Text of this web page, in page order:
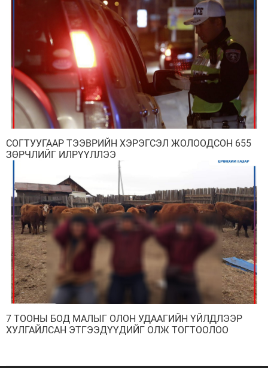
СОГТУУГААР ТЭЭВРИЙН ХЭРЭГСЭЛ ЖОЛООДСОН 655
ЗӨРЧЛИЙГ ИЛРҮҮЛЛЭЭ
7 ТООНЫ БОД МАЛЫГ ОЛОН УДААГИЙН ҮЙЛДЛЭЭР
ХУЛГАЙЛСАН ЭТГЭЭДҮҮДИЙГ ОЛЖ ТОГТООЛОО
Мэдээллийн ил тод байдал
Удирдлагын шийдвэрийн ил тод байдал
Авлигын эсрэг үйл ажиллагаа
Үйл ажиллагааны ил тод байдал
Өргөдөл, гомдлын мэдээ
Иргэдийг хүлээн авах хуваарь
Ажил үүргийн чиглэл, утасны дугаар